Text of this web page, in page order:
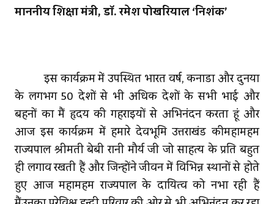
माननीय शिक्षा मंत्री, डॉ. रमेश पोखरियाल ‘निशंक’
इस कार्यक्रम में उपस्थित भारत वर्ष, कनाडा और दुनिया
के लगभग 50 देशों से भी अधिक देशों के सभी भाई और
बहनों का मैं हृदय की गहराइयों से अभिनंदन करता हूं और
आज इस कार्यक्रम में हमारे देवभूमि उत्तराखंड कीमहामहिम
राज्यपाल श्रीमती बेबी रानी मौर्य जी जो साहित्य के प्रति बहुत
ही लगाव रखती हैं और जिन्होंने जीवन में विभिन्न स्थानों से होते
हुए आज महामहिम राज्यपाल के दायित्व को निभा रही हैं